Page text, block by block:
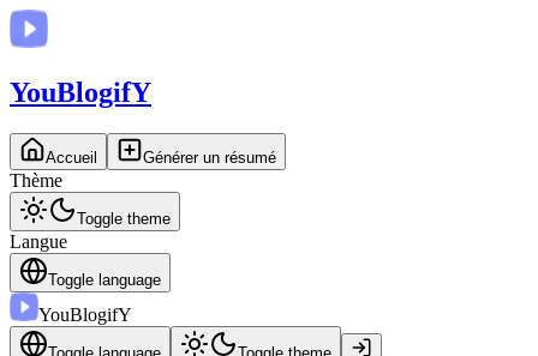
YouBlogifY
Accueil Générer un résumé
Thème
Toggle theme
Langue
Toggle language
YouBlogifY